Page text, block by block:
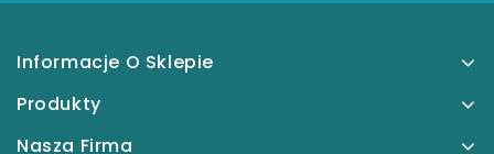
Informacje O Sklepie
Produkty
Nasza Firma